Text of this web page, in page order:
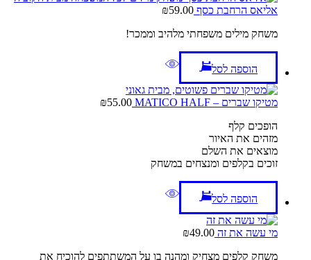
אליאס הרחבת כסף ₪59.00
משחק מילים משפחתי מלהיב וממכר!
הוספה לסל
מטיקו שברים – MATICO HALF ₪55.00
הופכים קלף
מזהים את האיור
מוצאים את השלם
זוכים בקלפים ומנצחים במשחק
הוספה לסל
מי עשה את זה ₪49.00
משחק קלפים מצחיק ומהנה בו על המשתתפים להוכיח את